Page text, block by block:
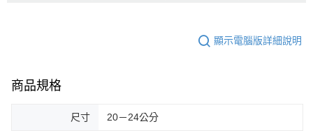
顯示電腦版詳細說明
商品規格
尺寸 20－24公分